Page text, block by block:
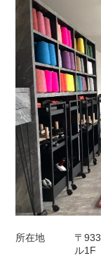
所在地
〒
ル1F